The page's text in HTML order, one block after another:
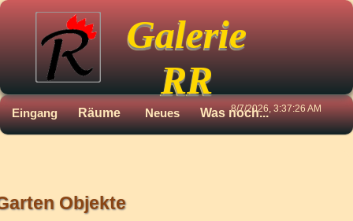
Galerie
RR
8/7/2026, 3:37:26 AM
Eingang Räume Neues Was noch...
Objekte